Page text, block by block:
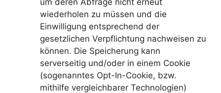
wiederholen zu müssen und die
Einwilligung entsprechend der
gesetzlichen Verpflichtung nachweisen zu
können. Die Speicherung kann
serverseitig und/oder in einem Cookie
(sogenanntes Opt-In-Cookie, bzw.
mithilfe vergleichbarer Technologien)